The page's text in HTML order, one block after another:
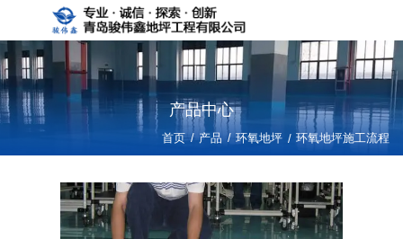
产品中心
首页/产品 /环氧地坪 / 环氧地坪施工流程